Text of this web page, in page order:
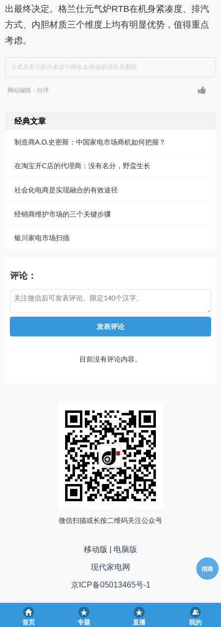
出最终决定。格兰仕元气炉RTB在机身紧凑度、排汽
方式、内胆材质三个维度上均有明显优势，值得重点
考虑。
文章及图片部分来源于网络,如有侵权请联系删除。
网站编辑：白洋
经典文章
制造商A.O.史密斯：中国家电市场商机如何把握？
在淘宝开C店的代理商：没有名分，野蛮生长
社会化电商是实现融合的有效途径
经销商维护市场的三个关键步骤
银川家电市场扫描
评论：
发表评论
目前没有评论内容。
微信扫描或长按二维码关注公众号
移动版 电脑版
现代家电网
京ICP备05013465号-1
首页 专题 直播 我的